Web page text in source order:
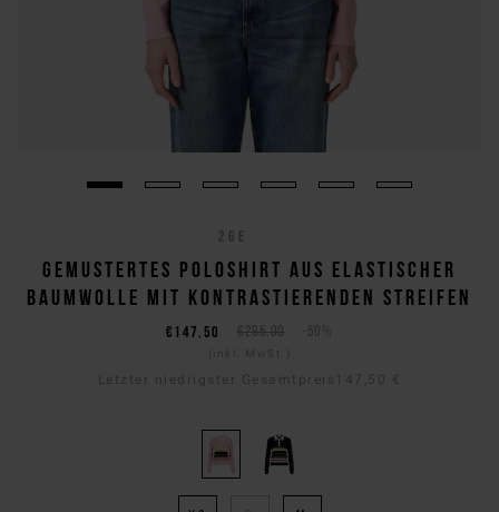
26E
GEMUSTERTES POLOSHIRT AUS ELASTISCHER
BAUMWOLLE MIT KONTRASTIERENDEN STREIFEN
€295,00 -50%
€147,50
Letzter niedrigster Gesamtpreis 147,50 €